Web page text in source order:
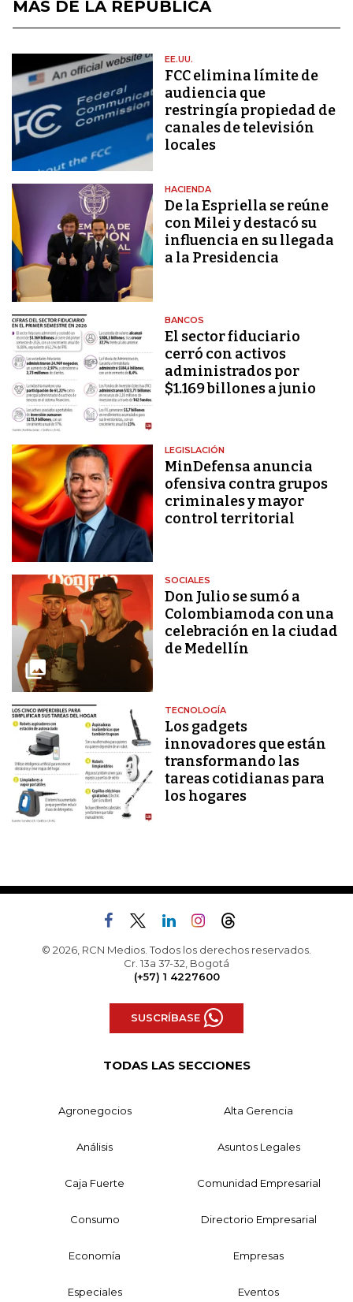
MÁS DE LA REPÚBLICA
EE.UU.
FCC elimina límite de
audiencia que
restringía propiedad de
canales de televisión
locales
HACIENDA
De la Espriella se reúne
con Milei y destacó su
influencia en su llegada
a la Presidencia
BANCOS
El sector fiduciario
cerró con activos
administrados por
$1.169 billones a junio
LEGISLACIÓN
MinDefensa anuncia
ofensiva contra grupos
criminales y mayor
control territorial
SOCIALES
Don Julio se sumó a
Colombiamoda con una
celebración en la ciudad
de Medellín
TECNOLOGÍA
Los gadgets
innovadores que están
transformando las
tareas cotidianas para
los hogares
© 2026, RCN Medios. Todos los derechos reservados.
Cr. 13a 37-32, Bogotá
(+57) 1 4227600
SUSCRÍBASE
TODAS LAS SECCIONES
Agronegocios Alta Gerencia
Análisis Asuntos Legales
Caja Fuerte Comunidad Empresarial
Consumo Directorio Empresarial
Economía Empresas
Especiales Eventos